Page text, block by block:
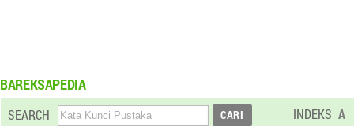
BAREKSAPEDIA
SEARCH INDEKS A